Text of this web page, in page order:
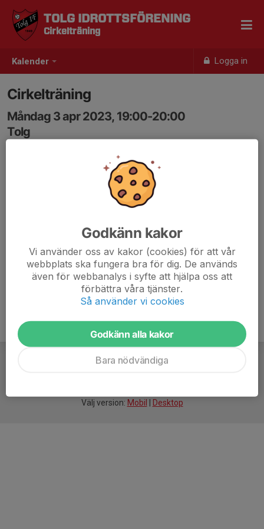
Kalender Logga in
TOLG IDROTTSFÖRENING
Cirkelträning
Cirkelträning
Måndag 3 apr 2023, 19:00-20:00
Tolg
Välj version: Mobil Desktop
Godkänn kakor
Vi använder oss av kakor (cookies) för att vår
webbplats ska fungera bra för dig. De används
även för webbanalys i syfte att hjälpa oss att
förbättra våra tjänster.
Så använder vi cookies
Godkänn alla kakor
Bara nödvändiga